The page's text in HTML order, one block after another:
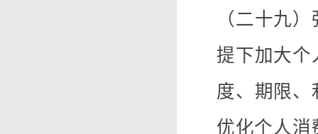
（二十九
提下加大个
度、期限
优化个人消